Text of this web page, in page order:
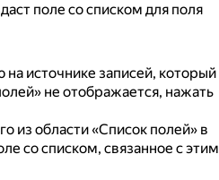
поле со списком для поля
источнике записей, который
не отображается, нажать
из области «Список полей» в
со списком, связанное с этим